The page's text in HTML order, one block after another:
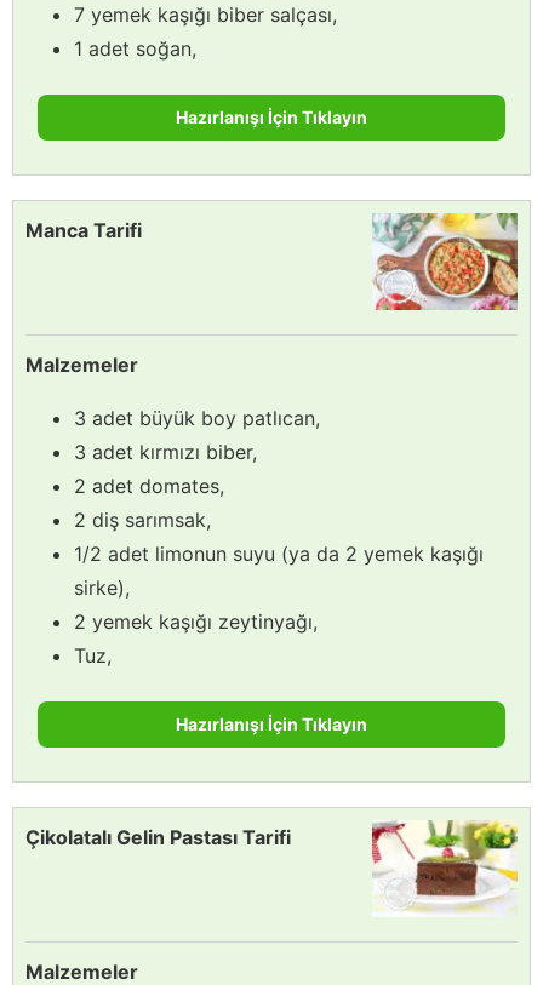
7 yemek kaşığı biber salçası,
1 adet soğan,
Hazırlanışı İçin Tıklayın
Manca Tarifi
Malzemeler
3 adet büyük boy patlıcan,
3 adet kırmızı biber,
2 adet domates,
2 diş sarımsak,
1/2 adet limonun suyu (ya da 2 yemek kaşığı
sirke),
2 yemek kaşığı zeytinyağı,
Tuz,
Hazırlanışı İçin Tıklayın
Çikolatalı Gelin Pastası Tarifi
Malzemeler